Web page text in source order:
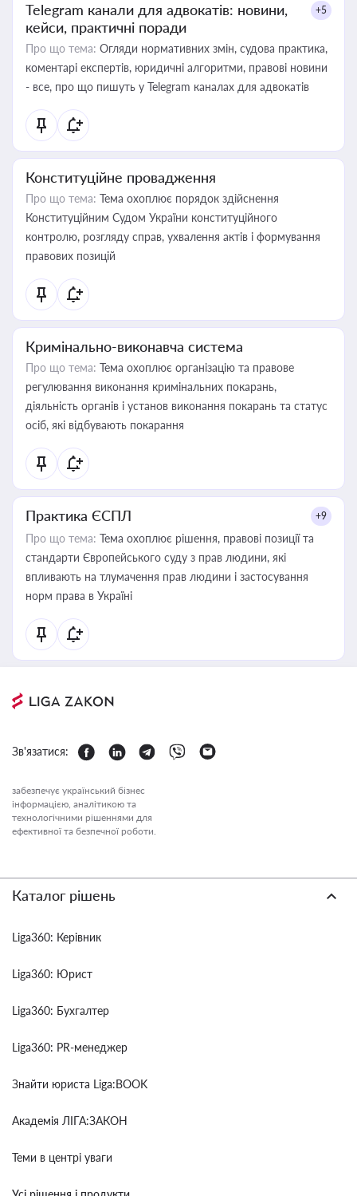
Telegram канали для адвокатів: новини,
кейси, практичні поради
+5
Про що тема: Огляди нормативних змін, судова практика,
коментарі експертів, юридичні алгоритми, правові новини
- все, про що пишуть у Telegram каналах для адвокатів
Конституційне провадження
Про що тема: Тема охоплює порядок здійснення
Конституційним Судом України конституційного
контролю, розгляду справ, ухвалення актів і формування
правових позицій
Кримінально-виконавча система
Про що тема: Тема охоплює організацію та правове
регулювання виконання кримінальних покарань,
діяльність органів і установ виконання покарань та статус
осіб, які відбувають покарання
Практика ЄСПЛ +9
Про що тема: Тема охоплює рішення, правові позиції та
стандарти Європейського суду з прав людини, які
впливають на тлумачення прав людини і застосування
норм права в Україні
Зв'язатися:
забезпечує український бізнес
інформацією, аналітикою та
технологічними рішеннями для
ефективної та безпечної роботи.
Каталог рішень
Liga360: Керівник
Liga360: Юрист
Liga360: Бухгалтер
Liga360: PR-менеджер
Знайти юриста Liga:BOOK
Академія ЛІГА:ЗАКОН
Теми в центрі уваги